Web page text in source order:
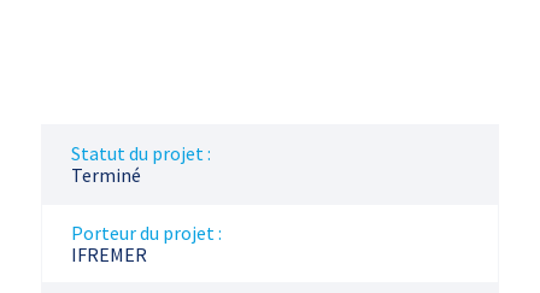
Statut du projet :
Terminé
Porteur du projet :
IFREMER